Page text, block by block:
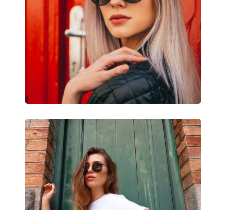
Dĺžka stranice:
145 mm
Šírka mostíka:
21 mm
Hmotnosť:
45 g
Nastaviteľné sedielka:
Áno
Príslušenstvo
Áno
Ostatné
Typ:
Unisex
Kategória:
Slnečné okuliare
Značka:
Ray-Ban
Použitie:
Móda